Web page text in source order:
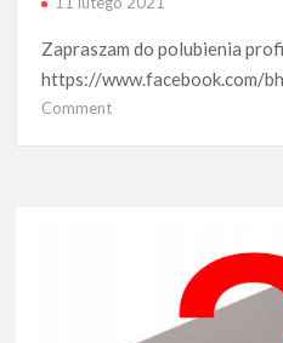
Zapraszam do polubienia
https://www.facebook.com/
Commenton